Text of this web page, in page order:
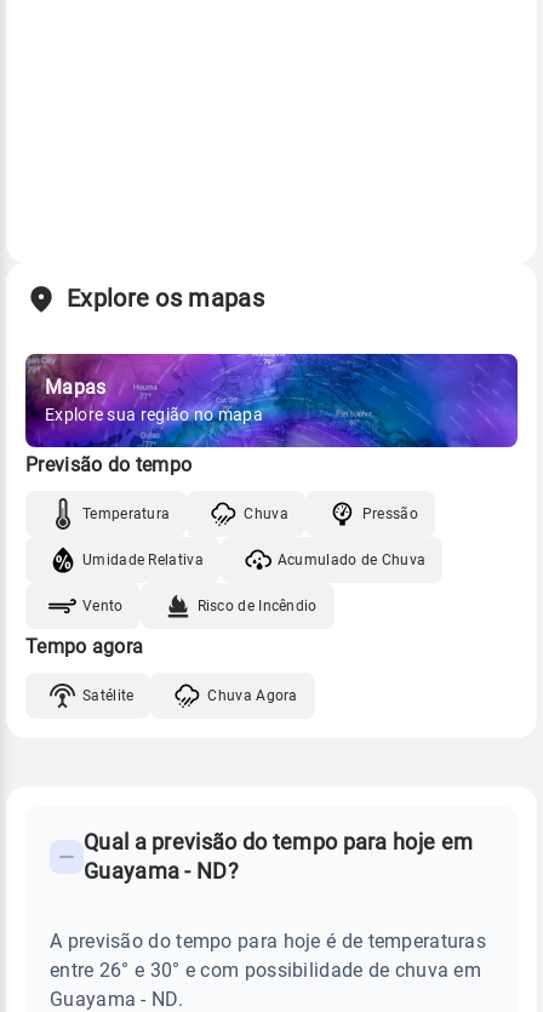
Explore os mapas
Mapas
Explore sua região no mapa
Previsão do tempo
Temperatura Chuva Pressão
Umidade Relativa Acumulado de Chuva
Vento Risco de Incêndio
Tempo agora
Satélite Chuva Agora
PREVISÃO
TEMPO
GUAYAMA
Perguntas
sobre
chuva
Qual a previsão do tempo para hoje em
Guayama - ND?
A previsão do tempo para hoje é de temperaturas
entre 26° e 30° e com possibilidade de chuva em
Guayama - ND.